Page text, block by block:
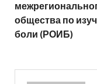
общества по
боли (РОИБ)